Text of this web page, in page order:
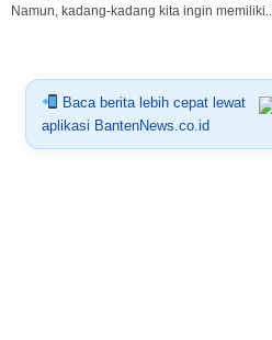
Namun, kadang-kadang kita ingin memiliki...
Baca berita lebih cepat lewat
aplikasi BantenNews.co.id